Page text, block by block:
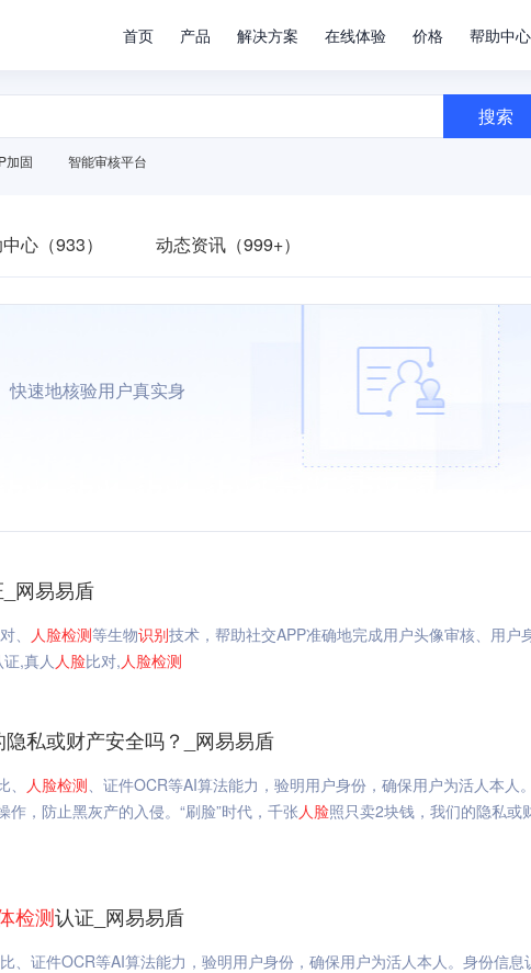
首页 产品 解决方案 在线体验 价格 帮助中心
搜索
加固 智能审核平台
心（933） 动态资讯（999+）
快速地核验用户真实身
网易易盾
、 人脸检测等生物识别技术，帮助社交APP准确地完成用户头像审核、用户
,真人 人脸比对,人脸检测
私或财产安全吗？_网易易盾
、 人脸检测、证件OCR等AI算法能力，验明用户身份，确保用户为活人本人
，防止黑灰产的入侵。​“刷脸”时代，千张人脸照只卖2块钱，我们的隐私或
检测认证_网易易盾
、证件OCR等AI算法能力，验明用户身份，确保用户为活人本人。身份信息